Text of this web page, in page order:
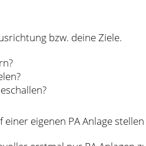
bzw. deine Ziele.
eigenen PA Anlage